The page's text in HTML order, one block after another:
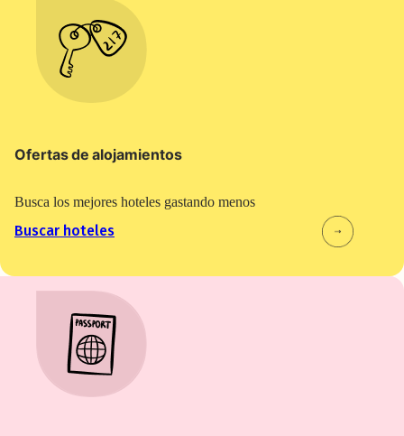
Ofertas de alojamientos
Busca los mejores hoteles gastando menos
Buscar hoteles